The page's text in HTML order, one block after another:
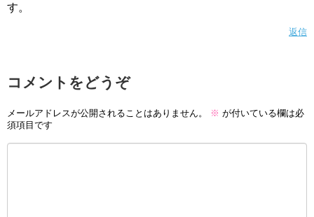
す。
返信
コメントをどうぞ
メールアドレスが公開されることはありません。 ※ が付いている欄は必
須項目です